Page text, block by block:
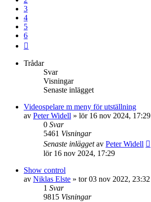
3
4
5
6
Trådar
Svar
Visningar
Senaste inlägget
Videospelare m meny för utställning
av Peter Widell » lör 16 nov 2024, 17:29
0 Svar
5461 Visningar
Senaste inläggetav Peter Widell
lör 16 nov 2024, 17:29
Show control
av Niklas Elste » tor 03 nov 2022, 23:32
1 Svar
9815 Visningar